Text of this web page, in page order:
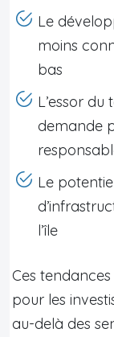
Le
moins
bas
L’essor
demande
Le
l’île
Ces
pour les
au-delà des